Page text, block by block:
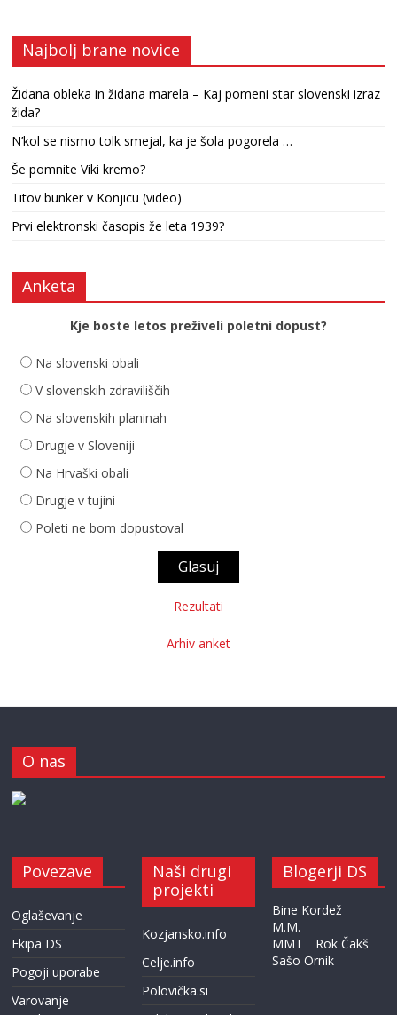
Najbolj brane novice
Židana obleka in židana marela – Kaj pomeni star slovenski izraz
žida?
N’kol se nismo tolk smejal, ka je šola pogorela …
Še pomnite Viki kremo?
Titov bunker v Konjicu (video)
Prvi elektronski časopis že leta 1939?
Anketa
Kje boste letos preživeli poletni dopust?
Na slovenski obali
V slovenskih zdraviliščih
Na slovenskih planinah
Drugje v Sloveniji
Na Hrvaški obali
Drugje v tujini
Poleti ne bom dopustoval
Rezultati
Arhiv anket
O nas
Povezave
Oglaševanje
Ekipa DS
Pogoji uporabe
Varovanje
Naši drugi
projekti
Kozjansko.info
Celje.info
Polovička.si
Blogerji DS
Bine Kordež
M.M.
MMT
Rok Čakš
Sašo Ornik